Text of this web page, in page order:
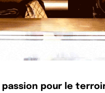
passion pour le